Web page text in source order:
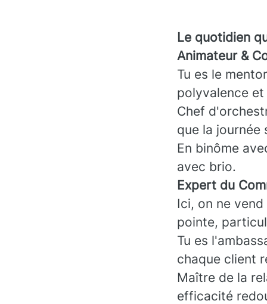
Le quotidien
Animateur &
Tu es le
polyvalence
Chef
que la journée
En binôme
avec brio.
Expert du
Ici, on ne
pointe,
Tu es
chaque client
Maître de la
efficacité